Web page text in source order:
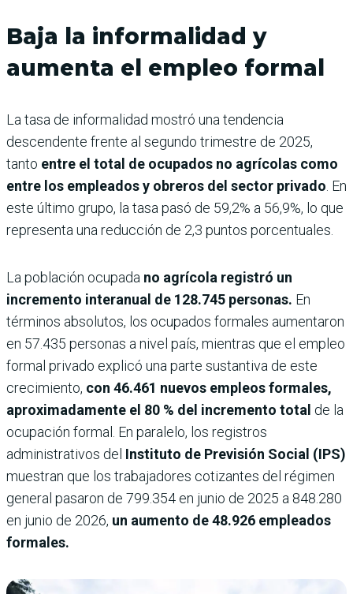
Baja la informalidad y
aumenta el empleo formal
La tasa de informalidad mostró una tendencia
descendente frente al segundo trimestre de 2025,
tanto entre el total de ocupados no agrícolas como
entre los empleados y obreros del sector privado . En
este último grupo, la tasa pasó de 59,2% a 56,9%, lo que
representa una reducción de 2,3 puntos porcentuales.
La población ocupada no agrícola registró un
incremento interanual de 128.745 personas. En
términos absolutos, los ocupados formales aumentaron
en 57.435 personas a nivel país, mientras que el empleo
formal privado explicó una parte sustantiva de este
crecimiento, con 46.461 nuevos empleos formales,
aproximadamente el 80 % del incremento total de la
ocupación formal. En paralelo, los registros
administrativos del Instituto de Previsión Social (IPS)
muestran que los trabajadores cotizantes del régimen
general pasaron de 799.354 en junio de 2025 a 848.280
en junio de 2026, un aumento de 48.926 empleados
formales.